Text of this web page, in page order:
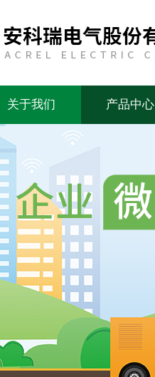
关于我们 产品中心